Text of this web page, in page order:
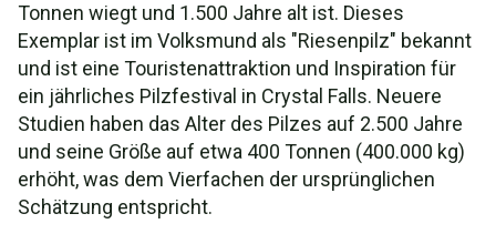
Tonnen wiegt und 1.500 Jahre alt ist. Dieses
Exemplar ist im Volksmund als "Riesenpilz" bekannt
und ist eine Touristenattraktion und Inspiration für
ein jährliches Pilzfestival in Crystal Falls. Neuere
Studien haben das Alter des Pilzes auf 2.500 Jahre
und seine Größe auf etwa 400 Tonnen (400.000 kg)
erhöht, was dem Vierfachen der ursprünglichen
Schätzung entspricht.